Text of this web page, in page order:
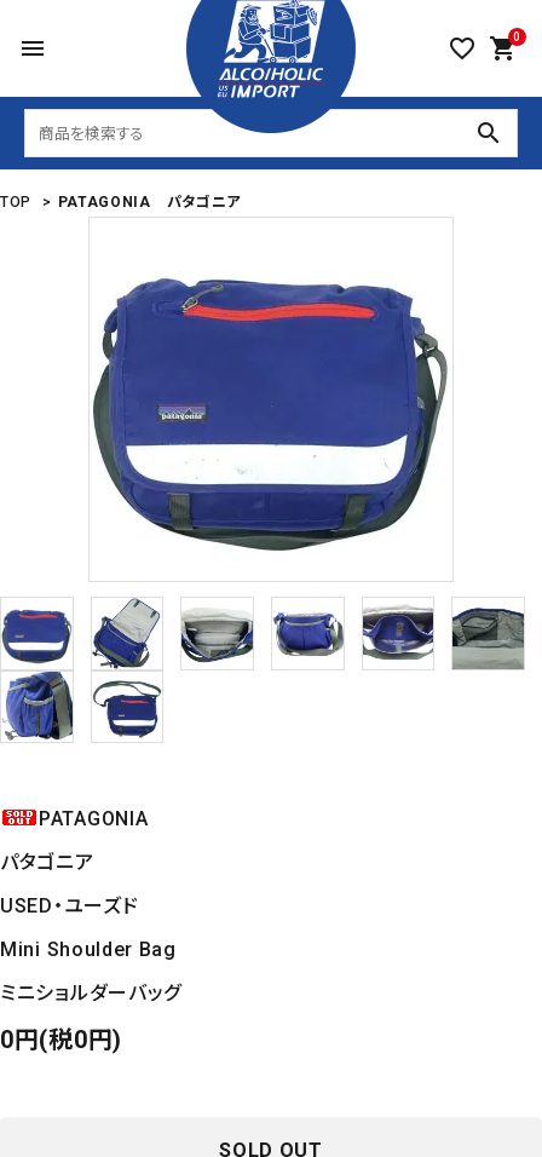
menu favorite_border 0
shopping_cart
search
TOP > PATAGONIA パタゴニア
PATAGONIA
パタゴニア
USED・ユーズド
Mini Shoulder Bag
ミニショルダーバッグ
0円(税0円)
SOLD OUT